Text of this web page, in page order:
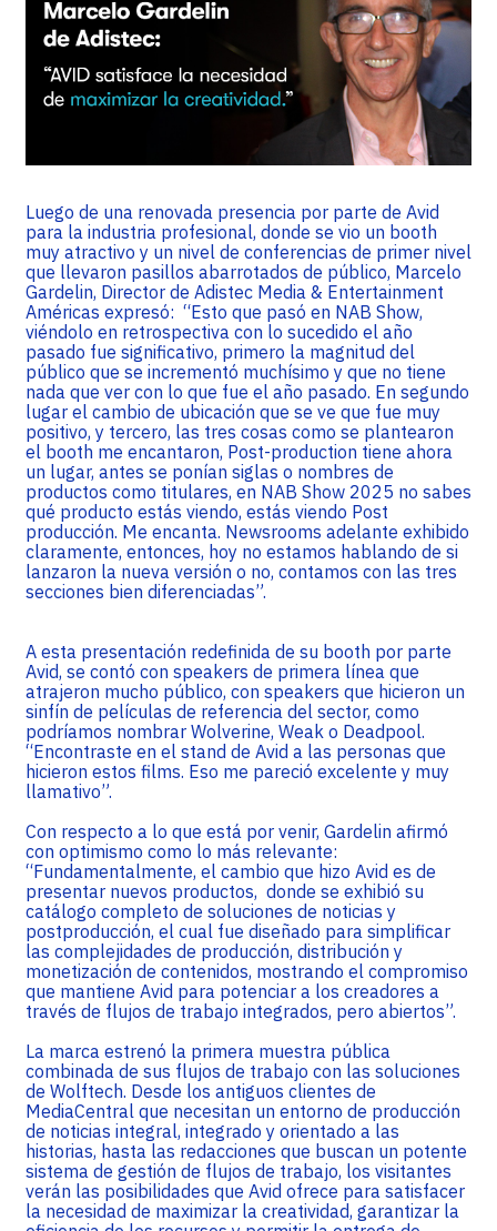
Luego de una renovada presencia por parte de Avid
para la industria profesional, donde se vio un booth
muy atractivo y un nivel de conferencias de primer nivel
que llevaron pasillos abarrotados de público, Marcelo
Gardelin, Director de Adistec Media & Entertainment
Américas expresó: “Esto que pasó en NAB Show,
viéndolo en retrospectiva con lo sucedido el año
pasado fue significativo, primero la magnitud del
público que se incrementó muchísimo y que no tiene
nada que ver con lo que fue el año pasado. En segundo
lugar el cambio de ubicación que se ve que fue muy
positivo, y tercero, las tres cosas como se plantearon
el booth me encantaron, Post-production tiene ahora
un lugar, antes se ponían siglas o nombres de
productos como titulares, en NAB Show 2025 no sabes
qué producto estás viendo, estás viendo Post
producción. Me encanta. Newsrooms adelante exhibido
claramente, entonces, hoy no estamos hablando de si
lanzaron la nueva versión o no, contamos con las tres
secciones bien diferenciadas”.
A esta presentación redefinida de su booth por parte
Avid, se contó con speakers de primera línea que
atrajeron mucho público, con speakers que hicieron un
sinfín de películas de referencia del sector, como
podríamos nombrar Wolverine, Weak o Deadpool.
“Encontraste en el stand de Avid a las personas que
hicieron estos films. Eso me pareció excelente y muy
llamativo”.
Con respecto a lo que está por venir, Gardelin afirmó
con optimismo como lo más relevante:
“Fundamentalmente, el cambio que hizo Avid es de
presentar nuevos productos, donde se exhibió su
catálogo completo de soluciones de noticias y
postproducción, el cual fue diseñado para simplificar
las complejidades de producción, distribución y
monetización de contenidos, mostrando el compromiso
que mantiene Avid para potenciar a los creadores a
través de flujos de trabajo integrados, pero abiertos”.
La marca estrenó la primera muestra pública
combinada de sus flujos de trabajo con las soluciones
de Wolftech. Desde los antiguos clientes de
MediaCentral que necesitan un entorno de producción
de noticias integral, integrado y orientado a las
historias, hasta las redacciones que buscan un potente
sistema de gestión de flujos de trabajo, los visitantes
verán las posibilidades que Avid ofrece para satisfacer
la necesidad de maximizar la creatividad, garantizar la